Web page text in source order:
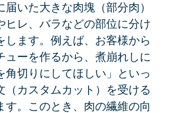
届いた大きな肉塊（部分肉）
ヒレ、バラなどの部位に分け
します。例えば、お客様から
ューを作るから、煮崩れしに
角切りにしてほしい」といっ
（カスタムカット）を受ける
す。このとき、肉の繊維の向